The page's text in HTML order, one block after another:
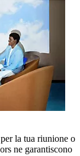
la tua riunione o
ne garantiscono